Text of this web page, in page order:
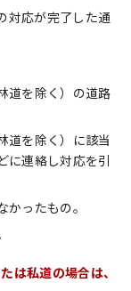
対応が完了した通
道を除く）の道路
道を除く）に該当
に連絡し対応を引
ったもの。
は私道の場合は、